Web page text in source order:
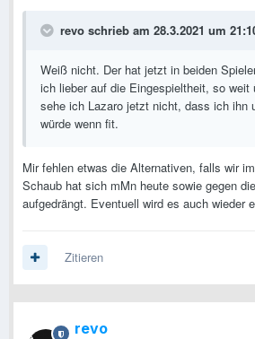
revo schrieb am 28.3.2021 um
Weiß nicht. Der hat jetzt in beiden
ich lieber auf die Eingespieltheit, so weit
sehe ich Lazaro jetzt nicht, dass ich ihn
würde wenn fit.
Mir fehlen etwas die Alternativen, falls wir
Schaub hat sich mMn heute sowie gegen
aufgedrängt. Eventuell wird es auch wieder
Zitieren
revo